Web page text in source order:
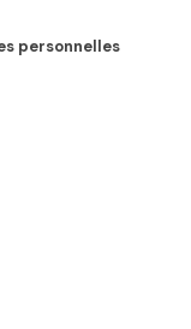
personnelles